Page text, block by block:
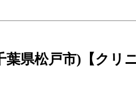
県松戸市)【クリ